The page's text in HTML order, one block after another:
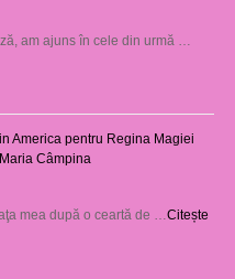
am ajuns în cele din urmă …
America pentru Regina Magiei
Câmpina
mea după o ceartă de … Citește